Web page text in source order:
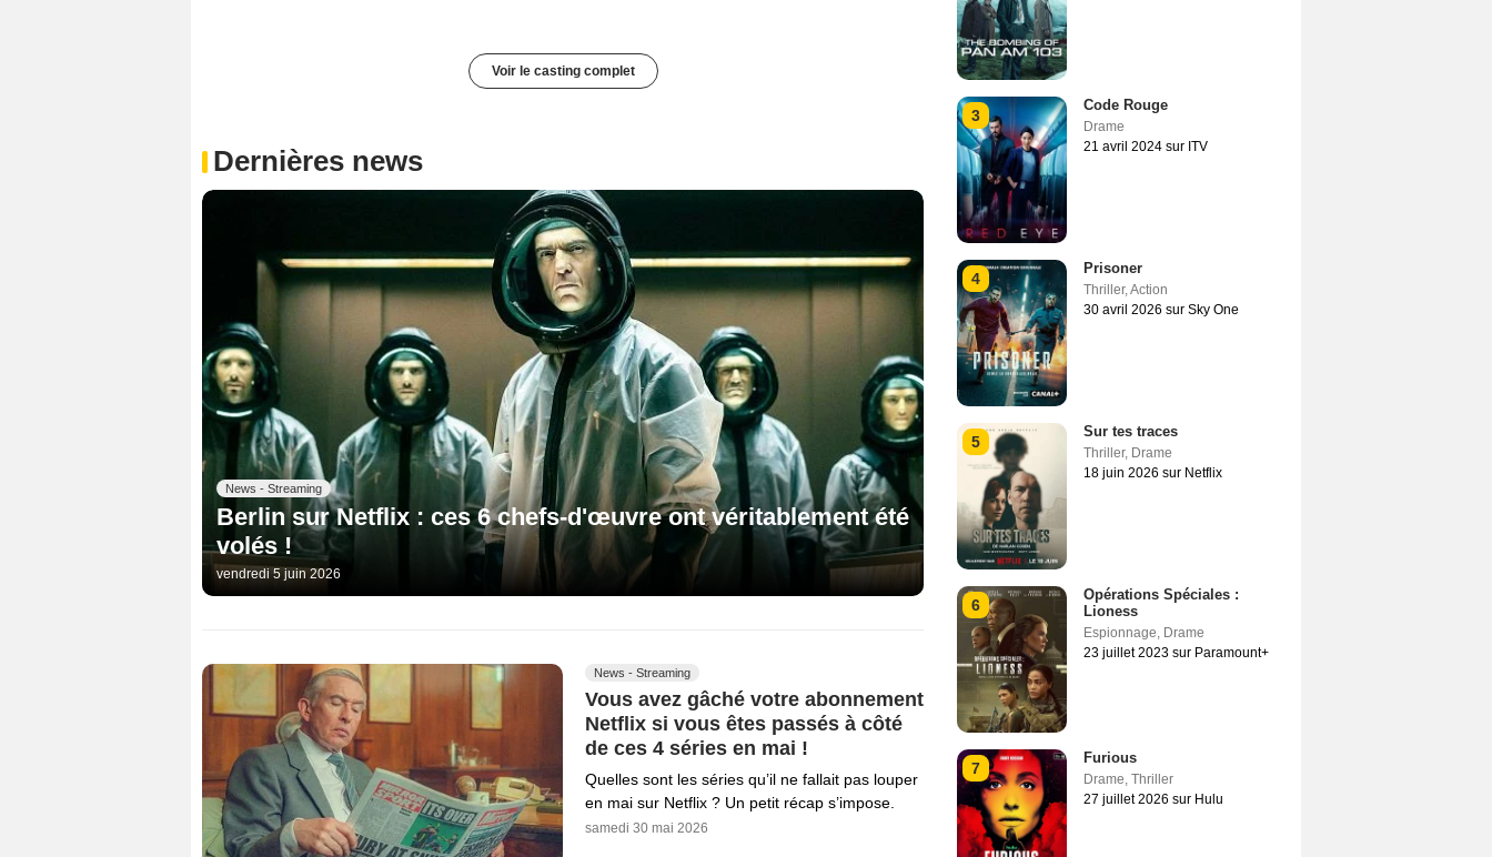
Voir le casting complet
Dernières news
News - Streaming
Berlin sur Netflix : ces 6 chefs-d'œuvre ont véritablement été
volés !
vendredi 5 juin 2026
News - Streaming
Vous avez gâché votre abonnement
Netflix si vous êtes passés à côté
de ces 4 séries en mai !
Quelles sont les séries qu’il ne fallait pas louper
en mai sur Netflix ? Un petit récap s’impose.
samedi 30 mai 2026
3
Code Rouge
Drame
21 avril 2024 sur ITV
4
Prisoner
Thriller,Action
30 avril 2026 sur Sky One
5
Sur tes traces
Thriller, Drame
18 juin 2026 sur Netflix
6
Opérations Spéciales :
Lioness
Espionnage, Drame
23 juillet 2023 sur Paramount+
7
Furious
Drame, Thriller
27 juillet 2026 sur Hulu